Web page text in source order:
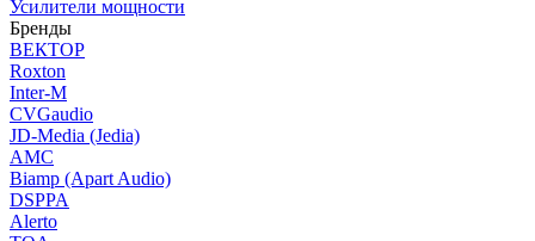
Усилители мощности
Бренды
ВЕКТОР
Roxton
Inter-M
CVGaudio
JD-Media (Jedia)
AMC
Biamp (Apart Audio)
DSPPA
Alerto